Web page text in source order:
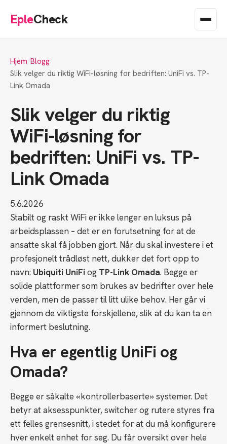
EpleCheck
Hjem Blogg
Slik velger du riktig WiFi-løsning for bedriften: UniFi vs. TP-
Link Omada
Slik velger du riktig
WiFi-løsning for
bedriften: UniFi vs. TP-
Link Omada
5.6.2026
Stabilt og raskt WiFi er ikke lenger en luksus på
arbeidsplassen – det er en forutsetning for at de
ansatte skal få jobben gjort. Når du skal investere i et
profesjonelt trådløst nett, dukker det fort opp to
navn: Ubiquiti UniFi og TP-Link Omada. Begge er
solide plattformer som brukes av bedrifter over hele
verden, men de passer til litt ulike behov. Her går vi
gjennom de viktigste forskjellene, slik at du kan ta en
informert beslutning.
Hva er egentlig UniFi og
Omada?
Begge er såkalte «kontrollerbaserte» systemer. Det
betyr at aksesspunkter, switcher og rutere styres fra
ett felles grensesnitt, i stedet for at du må konfigurere
hver enkelt enhet for seg. Du får oversikt over hele